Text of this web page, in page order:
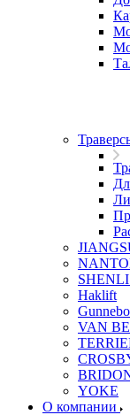
Haklift
Gunnebo
VAN
YOKE
О компании